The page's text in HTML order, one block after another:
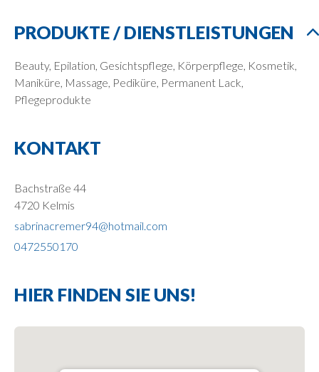
PRODUKTE / DIENSTLEISTUNGEN
Beauty, Epilation, Gesichtspflege, Körperpflege, Kosmetik,
Maniküre, Massage, Pediküre, Permanent Lack,
Pflegeprodukte
KONTAKT
Bachstraße 44
4720 Kelmis
sabrinacremer94@hotmail.com
0472550170
HIER FINDEN SIE UNS!